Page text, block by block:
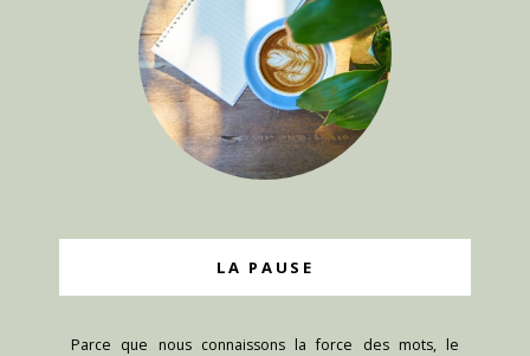
LA PAUSE
Parce que nous connaissons la force des mots, le